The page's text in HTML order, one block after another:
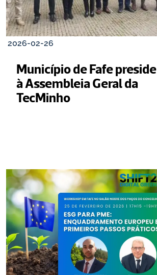
2026-02-26
Município de Fafe preside
à Assembleia Geral da
TecMinho